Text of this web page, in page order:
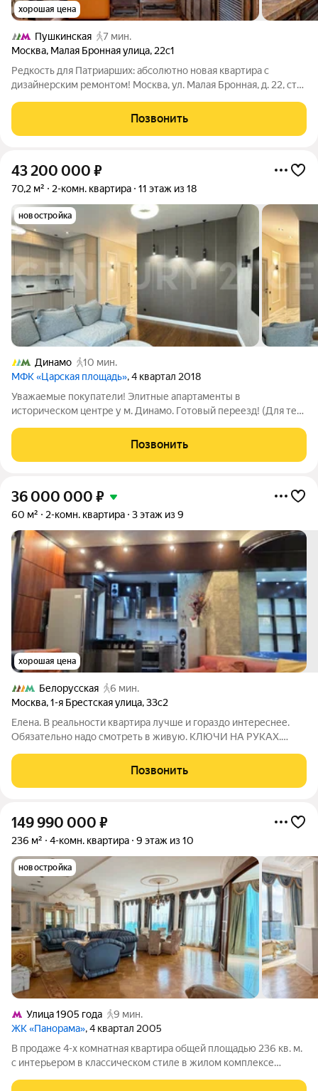
хорошая цена
Пушкинская
7 мин.
Москва, Малая Бронная улица, 22с1
Редкость для Патриарших: абсолютно новая квартира с
дизайнерским ремонтом! Москва, ул. Малая Бронная, д. 22, стр.
Позвонить
43 200 000 ₽
70,2 м² 2-комн. квартира 11 этаж из 18
новостройка
Динамо
10 мин.
МФК «Царская площадь», 4 квартал 2018
Уважаемые покупатели! Элитные апартаменты в
историческом центре у м. Динамо. Готовый переезд! (Для тех,
апартаменты площадью 66,4 кв.м. на высоком 11-м этаже в
престижном монолитном доме бизнес-класса
Позвонить
36 000 000 ₽
60 м² 2-комн. квартира 3 этаж из 9
хорошая цена
Белорусская
6 мин.
Москва,1-я Брестская улица,33с2
Елена. В реальности квартира лучше и гораздо интереснее.
Обязательно надо смотреть в живую. КЛЮЧИ НА РУКАХ.
Удобное расположение дома. В квартире выполнен
качественный дизайнерский ремонт. СТУДИЯ.
Позвонить
149 990 000 ₽
236 м² 4-комн. квартира 9 этаж из 10
новостройка
Улица 1905 года
9 мин.
ЖК «Панорама», 4 квартал 2005
В продаже 4-х комнатная квартира общей площадью 236 кв. м.
с интерьером в классическом стиле в жилом комплексе